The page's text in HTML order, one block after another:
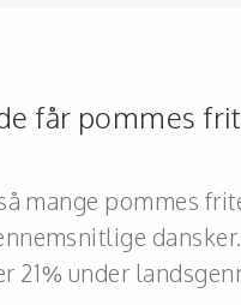
får pommes
mange pommes
21% under